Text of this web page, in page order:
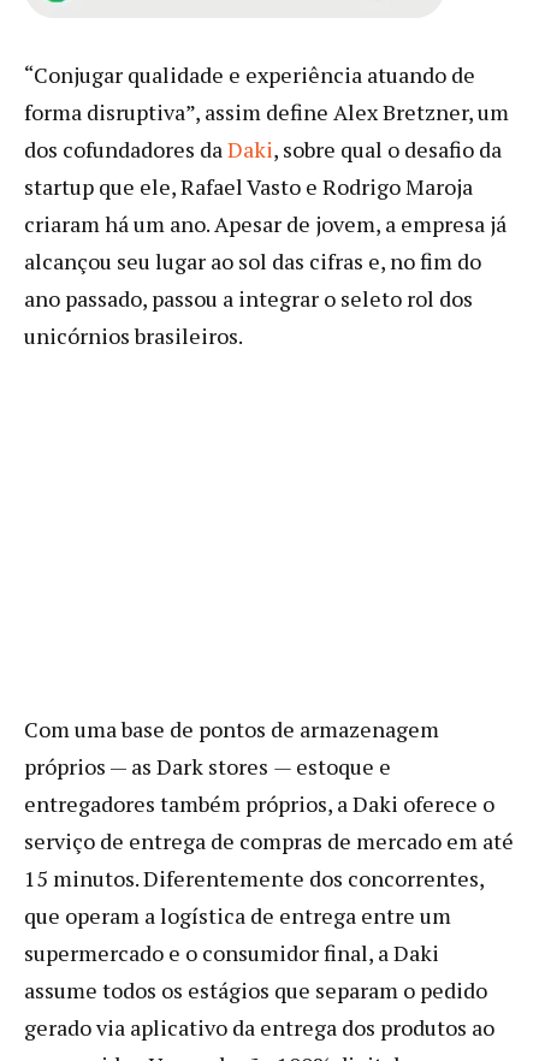
“Conjugar qualidade e experiência atuando de
forma disruptiva”, assim define Alex Bretzner, um
dos cofundadores daDaki, sobre qual o desafio da
startup que ele, Rafael Vasto e Rodrigo Maroja
criaram há um ano. Apesar de jovem, a empresa já
alcançou seu lugar ao sol das cifras e, no fim do
ano passado, passou a integrar o seleto rol dos
unicórnios brasileiros.
Com uma base de pontos de armazenagem
próprios — as Dark stores — estoque e
entregadores também próprios, a Daki oferece o
serviço de entrega de compras de mercado em até
15 minutos. Diferentemente dos concorrentes,
que operam a logística de entrega entre um
supermercado e o consumidor final, a Daki
assume todos os estágios que separam o pedido
gerado via aplicativo da entrega dos produtos ao